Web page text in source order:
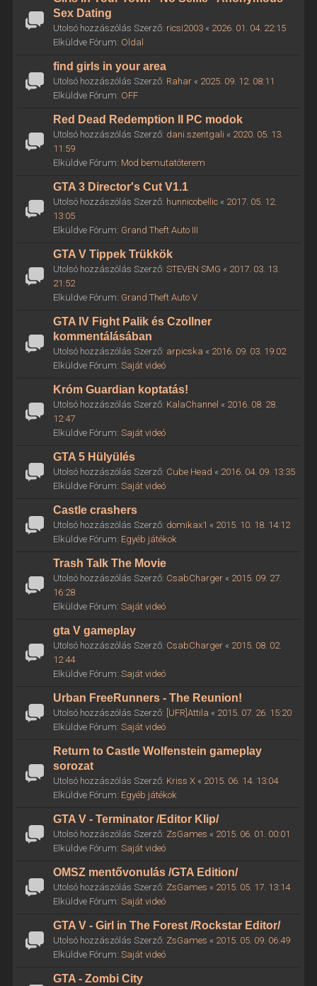
Sex Dating
Utolsó hozzászólás Szerző: ricsi2003« 2026. 01. 04. 22:15
Elküldve Fórum: Oldal
find girls in your area
Utolsó hozzászólás Szerző: Rahar« 2025. 09. 12. 08:11
Elküldve Fórum: OFF
Red Dead Redemption II PC modok
Utolsó hozzászólás Szerző: dani.szentgali « 2020. 05. 13.
11:59
Elküldve Fórum: Mod bemutatóterem
GTA 3 Director's Cut V1.1
Utolsó hozzászólás Szerző: hunnicobellic« 2017. 05. 12.
13:05
Elküldve Fórum: Grand Theft Auto III
GTA V Tippek Trükkök
Utolsó hozzászólás Szerző: STEVEN SMG « 2017. 03. 13.
21:52
Elküldve Fórum: Grand Theft Auto V
GTA IV Fight Palik és Czollner
kommentálásában
Utolsó hozzászólás Szerző: arpicska « 2016. 09. 03. 19:02
Elküldve Fórum: Saját videó
Króm Guardian koptatás!
Utolsó hozzászólás Szerző: KalaChannel « 2016. 08. 28.
12:47
Elküldve Fórum: Saját videó
GTA 5 Hülyülés
Utolsó hozzászólás Szerző: Cube Head « 2016. 04. 09. 13:35
Elküldve Fórum: Saját videó
Castle crashers
Utolsó hozzászólás Szerző: domikax1 « 2015. 10. 18. 14:12
Elküldve Fórum: Egyéb játékok
Trash Talk The Movie
Utolsó hozzászólás Szerző: CsabCharger« 2015. 09. 27.
16:28
Elküldve Fórum: Saját videó
gta V gameplay
Utolsó hozzászólás Szerző: CsabCharger« 2015. 08. 02.
12:44
Elküldve Fórum: Saját videó
Urban FreeRunners - The Reunion!
Utolsó hozzászólás Szerző: [UFR]Attila « 2015. 07. 26. 15:20
Elküldve Fórum: Saját videó
Return to Castle Wolfenstein gameplay
sorozat
Utolsó hozzászólás Szerző: Kriss X« 2015. 06. 14. 13:04
Elküldve Fórum: Egyéb játékok
GTA V - Terminator /Editor Klip/
Utolsó hozzászólás Szerző: ZsGames « 2015. 06. 01. 00:01
Elküldve Fórum: Saját videó
OMSZ mentővonulás /GTA Edition/
Utolsó hozzászólás Szerző: ZsGames « 2015. 05. 17. 13:14
Elküldve Fórum: Saját videó
GTA V - Girl in The Forest /Rockstar Editor/
Utolsó hozzászólás Szerző: ZsGames « 2015. 05. 09. 06:49
Elküldve Fórum: Saját videó
GTA - Zombi City